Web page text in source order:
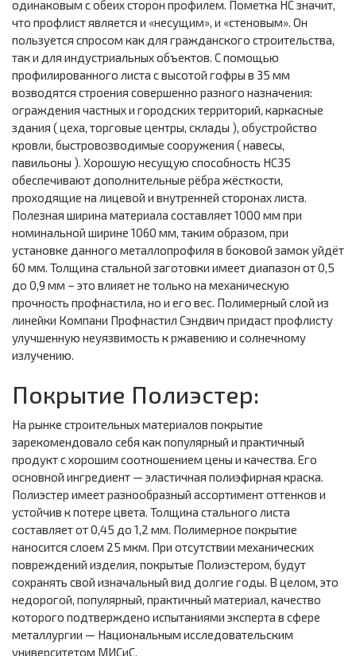
одинаковым с обеих сторон профилем. Пометка НС значит,
что профлист является и «несущим», и «стеновым». Он
пользуется спросом как для гражданского строительства,
так и для индустриальных объектов. С помощью
профилированного листа с высотой гофры в 35 мм
возводятся строения совершенно разного назначения:
ограждения частных и городских территорий, каркасные
здания ( цеха, торговые центры, склады ), обустройство
кровли, быстровозводимые сооружения ( навесы,
павильоны ). Хорошую несущую способность НС35
обеспечивают дополнительные рёбра жёсткости,
проходящие на лицевой и внутренней сторонах листа.
Полезная ширина материала составляет 1000 мм при
номинальной ширине 1060 мм, таким образом, при
установке данного металлопрофиля в боковой замок уйдёт
60 мм. Толщина стальной заготовки имеет диапазон от 0,5
до 0,9 мм – это влияет не только на механическую
прочность профнастила, но и его вес. Полимерный слой из
линейки Компани Профнастил Сэндвич придаст профлисту
улучшенную неуязвимость к ржавению и солнечному
излучению.
Покрытие Полиэстер:
На рынке строительных материалов покрытие
зарекомендовало себя как популярный и практичный
продукт с хорошим соотношением цены и качества. Его
основной ингредиент — эластичная полиэфирная краска.
Полиэстер имеет разнообразный ассортимент оттенков и
устойчив к потере цвета. Толщина стального листа
составляет от 0,45 до 1,2 мм. Полимерное покрытие
наносится слоем 25 мкм. При отсутствии механических
повреждений изделия, покрытые Полиэстером, будут
сохранять свой изначальный вид долгие годы. В целом, это
недорогой, популярный, практичный материал, качество
которого подтверждено испытаниями эксперта в сфере
металлургии — Национальным исследовательским
университетом МИСиС.